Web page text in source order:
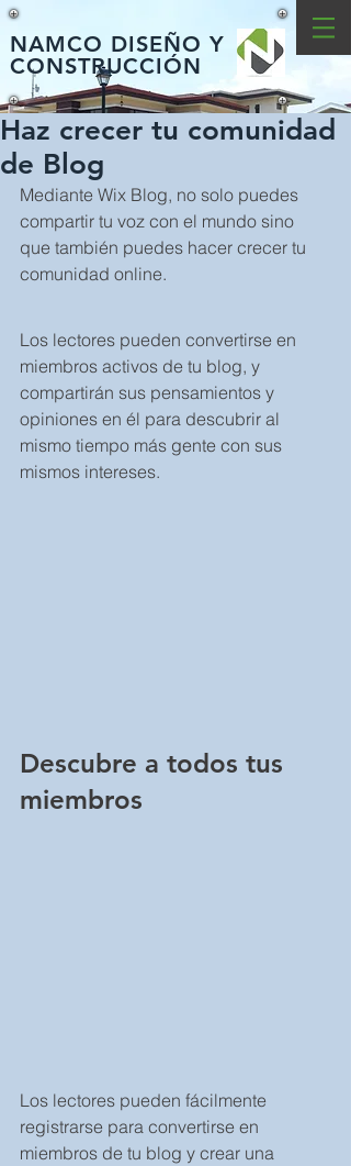
NAMCO DISEÑO Y
CONSTRUCCIÓN
Haz crecer tu comunidad
de Blog
Mediante Wix Blog, no solo puedes
compartir tu voz con el mundo sino
que también puedes hacer crecer tu
comunidad online.
Los lectores pueden convertirse en
miembros activos de tu blog, y
compartirán sus pensamientos y
opiniones en él para descubrir al
mismo tiempo más gente con sus
mismos intereses.
Descubre a todos tus
miembros
Los lectores pueden fácilmente
registrarse para convertirse en
miembros de tu blog y crear una